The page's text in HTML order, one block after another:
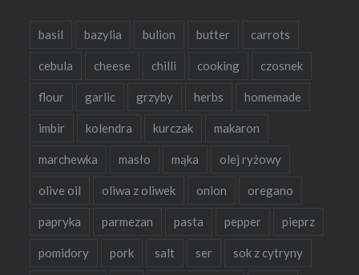
basil bazylia bulion butter carrots
cebula cheese chilli cooking czosnek
flour garlic grzyby herbs homemade
imbir kolendra kurczak makaron
marchewka masło mąka olej ryżowy
olive oil oliwa z oliwek onion oregano
papryka parmezan pasta pepper pieprz
pomidory pork salt ser sok z cytryny